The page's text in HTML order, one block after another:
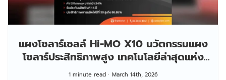
แผงโซลาร์เซลล์ Hi-MO X10 นวัตกรรมแผง
โซลาร์ประสิทธิภาพสูง เทคโนโลยีล่าสุดแห่ง
อนาคตพลังงานสะอาด
1 minute read March 14th, 2026